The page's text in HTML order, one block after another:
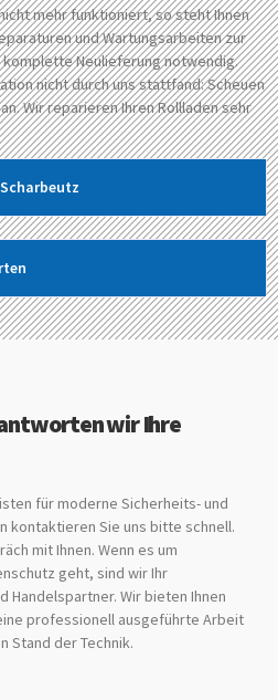
mehr funktioniert, so steht Ihnen
und Wartungsarbeiten zur
Neulieferung notwendig.
nicht durch uns stattfand: Scheuen
Wir reparieren Ihren Rollladen sehr
wir Ihre
für moderne Sicherheits- und
kontaktieren Sie uns bitte schnell.
mit Ihnen. Wenn es um
geht, sind wir Ihr
Handelspartner. Wir bieten Ihnen
professionell ausgeführte Arbeit
Stand der Technik.